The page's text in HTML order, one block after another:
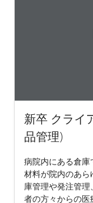
新卒 クライ
品管理)
病院内にある倉
材料が院内のあ
庫管理や発注管
者の方々からの医